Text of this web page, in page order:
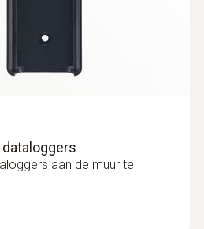
T
aan de muur te